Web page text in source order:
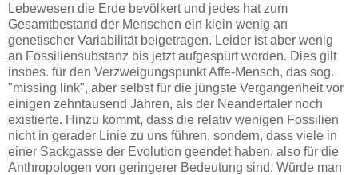
Lebewesen die Erde bevölkert und jedes hat zum
Gesamtbestand der Menschen ein klein wenig an
genetischer Variabilität beigetragen. Leider ist aber wenig
an Fossiliensubstanz bis jetzt aufgespürt worden. Dies gilt
insbes. für den Verzweigungspunkt Affe-Mensch, das sog.
"missing link", aber selbst für die jüngste Vergangenheit vor
einigen zehntausend Jahren, als der Neandertaler noch
existierte. Hinzu kommt, dass die relativ wenigen Fossilien
nicht in gerader Linie zu uns führen, sondern, dass viele in
einer Sackgasse der Evolution geendet haben, also für die
Anthropologen von geringerer Bedeutung sind. Würde man